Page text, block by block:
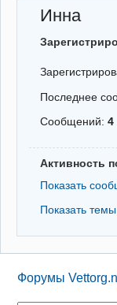
Инна
Последнее
Сообщений:4
Активность
Показать
Показать темы
Форумы